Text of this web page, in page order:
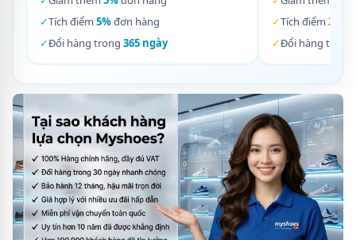
✓Tích điểm 5%đơn hàng
✓Đổi hàng trong 365 ngày
✓Tích điểm 3%
✓Đổi hàng trong